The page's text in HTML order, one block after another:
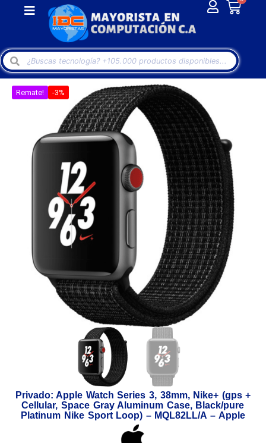
Remate! -3%
Privado: Apple Watch Series 3, 38mm, Nike+ (gps +
Cellular, Space Gray Aluminum Case, Black/pure
Platinum Nike Sport Loop) – MQL82LL/A – Apple